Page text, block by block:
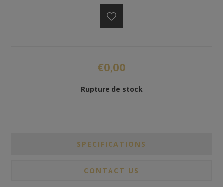
€0,00
Rupture de stock
SPECIFICATIONS
CONTACT US